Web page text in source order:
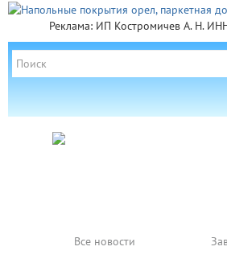
Реклама: ИП Костромичев А. Н.
Все новости